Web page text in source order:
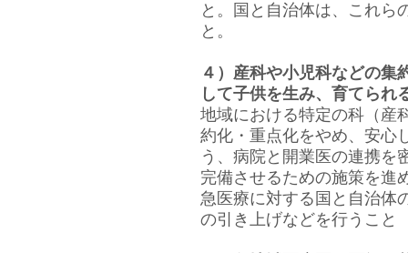
と。国と自治体は、これら
と。
４）産科や小児科などの集
して子供を生み、育てられ
地域における特定の科（産
約化・重点化をやめ、安心
う、病院と開業医の連携を
完備させるための施策を進
急医療に対する国と自治体
の引き上げなどを行うこと